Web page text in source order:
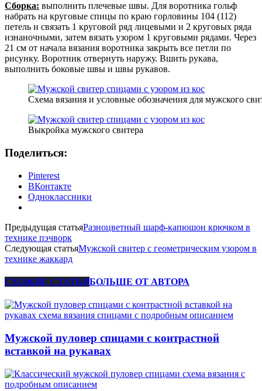
Сборка: выполнить плечевые швы. Для воротника гольф
набрать на круговые спицы по краю горловины 104 (112)
петель и связать 1 круговой ряд лицевыми и 2 круговых ряда
изнаночными, затем вязать узором 1 круговыми рядами. Через
21 см от начала вязания воротника закрыть все петли по
рисунку. Воротник отвернуть наружу. Вшить рукава,
выполнить боковые швы и швы рукавов.
Схема вязания и условные обозначения для мужского
Выкройка мужского свитера
Поделиться:
Pinterest
ВКонтакте
Одноклассники
Предыдущая статьяРазноцветный шарф-капюшон крючком в
технике пэчворк
Следующая статьяМужской свитер с геометрическим узором в
технике жаккард
СХОЖИЕ СТАТЬИБОЛЬШЕ ОТ АВТОРА
Мужской пуловер спицами с контрастной
вставкой на рукавах